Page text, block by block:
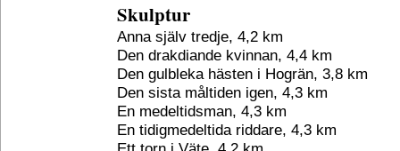
Skulptur
Anna själv tredje, 4,2 km
Den drakdiande kvinnan, 4,4 km
Den gulbleka hästen i Hogrän, 3,8 km
Den sista måltiden igen, 4,3 km
En medeltidsman, 4,3 km
En tidigmedeltida riddare, 4,3 km